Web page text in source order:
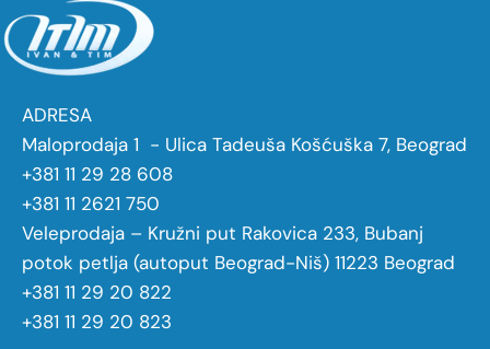
ADRESA
Maloprodaja 1 - Ulica Tadeuša Košćuška 7, Beograd
+381 11 29 28 608
+381 11 2621 750
Veleprodaja – Kružni put Rakovica 233, Bubanj
potok petlja (autoput Beograd-Niš) 11223 Beograd
+381 11 29 20 822
+381 11 29 20 823